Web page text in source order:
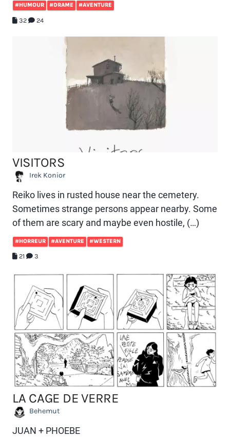
#HUMOUR #DRAME #AVENTURE
32 24
VISITORS
Irek Konior
Reiko lives in rusted house near the cemetery.
Sometimes strange persons appear nearby. Some
of them are scary and maybe even hostile, (…)
#HORREUR #AVENTURE #WESTERN
21 3
LA CAGE DE VERRE
Behemut
JUAN + PHOEBE